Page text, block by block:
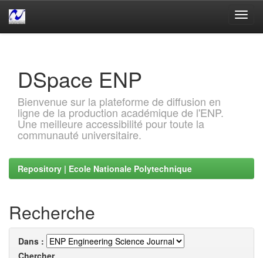
DSpace ENP
Bienvenue sur la plateforme de diffusion en
ligne de la production académique de l'ENP.
Une meilleure accessibilité pour toute la
communauté universitaire.
Repository | Ecole Nationale Polytechnique
Recherche
Dans :
Chercher